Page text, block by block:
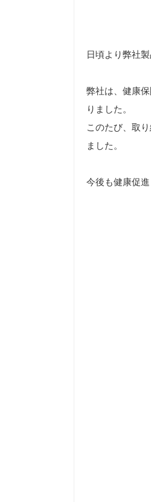
日頃より弊社
弊社は、健康
りました。
このたび、取
ました。
今後も健康促